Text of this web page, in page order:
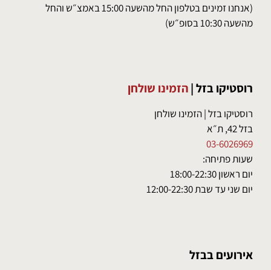
(אנחנו זמינים בטלפון החל מהשעה 15:00 באמצ״ש והחל
מהשעה 10:30 בסופ״ש)
רוסטיקו בזל|הזמינו שולחן
רוסטיקו בזל | הזמינו שולחן
בזל 42, ת״א
03-6026969
שעות פתיחה:
יום ראשון 18:00-22:30
יום שני עד שבת 12:00-22:30
אירועים בבזל